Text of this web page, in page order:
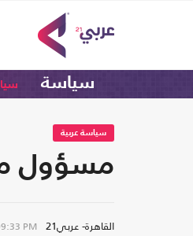
سياسة
سياسة عربية
مسؤول
القاهرة- عربي21 PM